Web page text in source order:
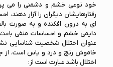
خود نوعی خشم و دشمنی را می
رفتارهایشان دیگران را آزار دهند،
ای به درون افکنده و به صورت
دایمی خشم و احساسات منفی
عنوان اختلال شخصیت شناسایی
خاموش رنج و درد و یاس است. از
اختلال باشد عبارت است از: